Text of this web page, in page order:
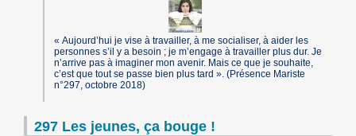
« Aujourd’hui je vise à travailler, à me socialiser, à aider les
personnes s’il y a besoin ; je m’engage à travailler plus dur. Je
n’arrive pas à imaginer mon avenir. Mais ce que je souhaite,
c’est que tout se passe bien plus tard ». (Présence Mariste
n°297, octobre 2018)
297 Les jeunes, ça bouge !